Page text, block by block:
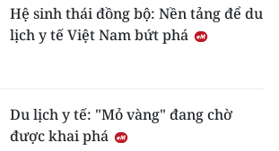
Hệ sinh thái đồng bộ: Nền tảng để du
lịch y tế Việt Nam bứt phá
Du lịch y tế: "Mỏ vàng" đang chờ
được khai phá